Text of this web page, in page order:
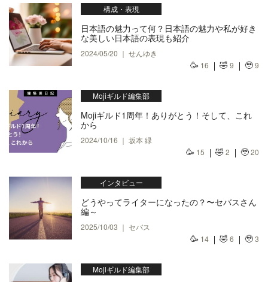
構成・表現
日本語の魅力って何？日本語の魅力や私が好き
な美しい日本語の表現も紹介
2024/05/20 ｜ せんゆき
🥳 16 🤣9 🥹9
Mojiギルド編集部
Mojiギルド1周年！ありがとう！そして、これ
から
2024/10/16 ｜ 坂本 緑
🥳 15 🤣2 🥹20
インタビュー
どうやってライターになったの？〜セバスさん
編～
2025/10/03 ｜ セバス
🥳 14 🤣6 🥹3
Mojiギルド編集部